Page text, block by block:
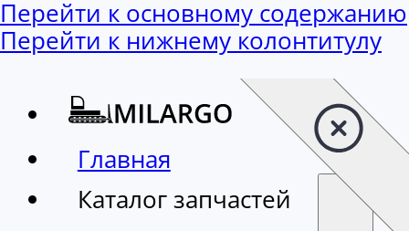
Перейти к основному содержанию
Перейти к нижнему колонтитулу
Главная
Каталог запчастей